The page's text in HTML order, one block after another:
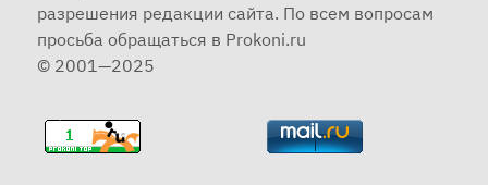
разрешения редакции сайта. По всем вопросам
просьба обращаться в Prokoni.ru
© 2001—2025